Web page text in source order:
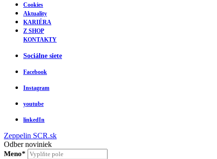
Cookies
Aktuality
KARIÉRA
Z SHOP
KONTAKTY
Sociálne siete
Facebook
Instagram
youtube
linkedIn
Zeppelin SCR.sk
Odber noviniek
Meno*